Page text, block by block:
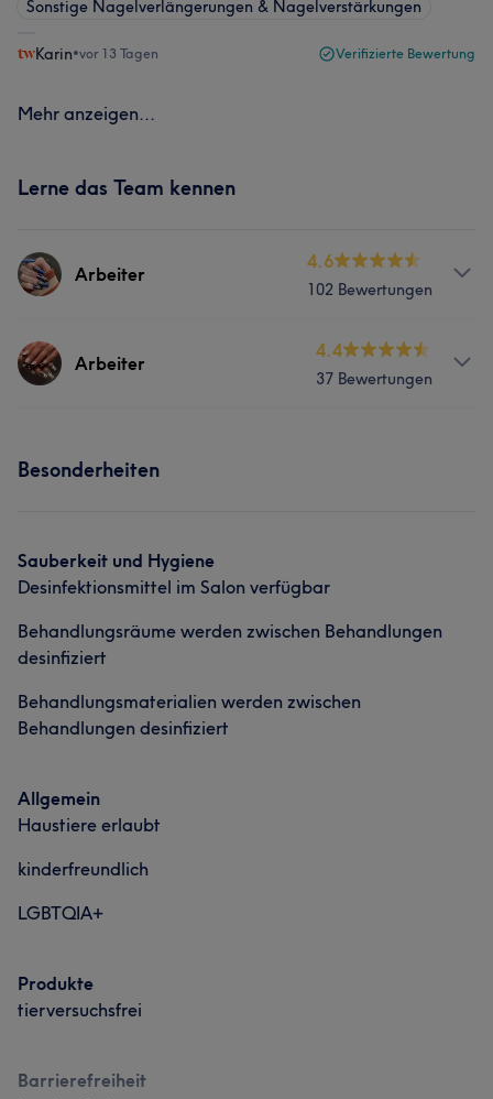
Sonstige Nagelverlängerungen & Nagelverstärkungen
Karin•vor 13 Tagen Verifizierte Bewertung
Mehr anzeigen...
Lerne das Team kennen
Arbeiter
4.6
102 Bewertungen
Services
Portfolio
Arbeiter
4.4
37 Bewertungen
Portfolio
Besonderheiten
Sauberkeit und Hygiene
Desinfektionsmittel im Salon verfügbar
Behandlungsräume werden zwischen Behandlungen
desinfiziert
Behandlungsmaterialien werden zwischen
Behandlungen desinfiziert
Allgemein
Haustiere erlaubt
kinderfreundlich
LGBTQIA+
Produkte
tierversuchsfrei
Barrierefreiheit